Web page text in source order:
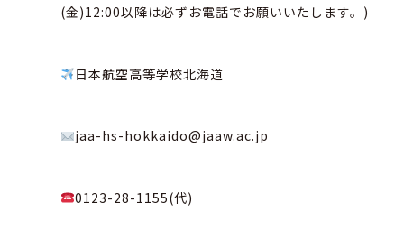
(金)12:00以降は必ずお電話でお願いいたします。)
日本航空高等学校北海道
jaa-hs-hokkaido@jaaw.ac.jp
0123-28-1155(代)